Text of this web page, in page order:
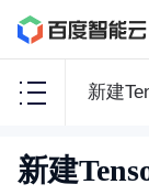
新建
容
器
新建